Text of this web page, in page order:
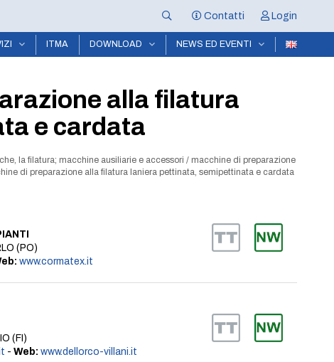
Contatti Login
ITMA DOWNLOAD NEWS ED EVENTI
alla filatura
e cardata
la filatura; macchine ausiliarie e accessori / macchine di preparazione
di preparazione alla filatura laniera pettinata, semipettinata e cardata
(PO)
www.cormatex.it
(FI)
- Web: www.dellorco-villani.it